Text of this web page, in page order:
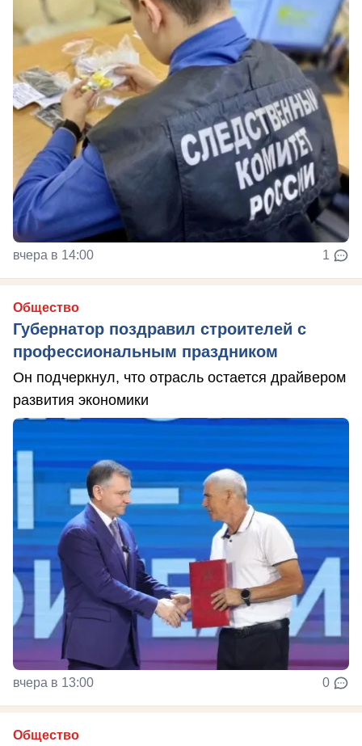
вчера в 14:00 1
Общество
Губернатор поздравил строителей с
профессиональным праздником
Он подчеркнул, что отрасль остается драйвером
развития экономики
вчера в 13:00 0
Общество